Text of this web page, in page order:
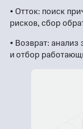
• Отток: поиск
рисков, сбор
• Возврат:
и отбор